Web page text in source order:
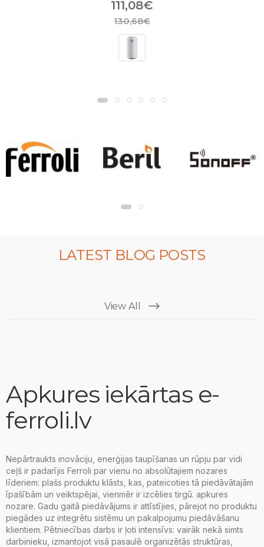
111,08€
130,68€
LATEST BLOG POSTS
View All
Apkures iekārtas e-
ferroli.lv
Nepārtraukts inovāciju, enerģijas taupīšanas un rūpju par vidi
ceļš ir padarījis Ferroli par vienu no absolūtajiem nozares
līderiem: plašs produktu klāsts, kas, pateicoties tā piedāvātajām
īpašībām un veiktspējai, vienmēr ir izcēlies tirgū. apkures
nozare. Gadu gaitā piedāvājums ir attīstījies, pārejot no produktu
piegādes uz integrētu sistēmu un pakalpojumu piedāvāšanu
klientiem. Pētniecības darbs ir ļoti intensīvs: vairāk nekā simts
darbinieku, izmantojot visā pasaulē organizētās struktūras,